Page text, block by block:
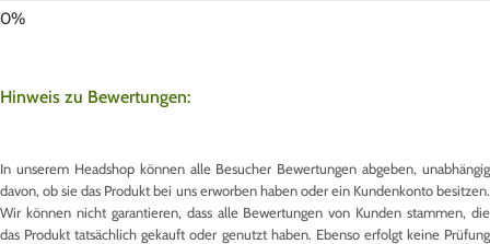
Hinweis zu Bewertungen:
In unserem Headshop können alle Besucher Bewertungen abgeben, unabhängig
davon, ob sie das Produkt bei uns erworben haben oder ein Kundenkonto besitzen.
Wir können nicht garantieren, dass alle Bewertungen von Kunden stammen, die
das Produkt tatsächlich gekauft oder genutzt haben. Ebenso erfolgt keine Prüfung